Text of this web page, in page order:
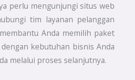
perlu mengunjungi situs web
tim layanan pelanggan
Anda memilih paket
kebutuhan bisnis Anda
melalui proses selanjutnya.